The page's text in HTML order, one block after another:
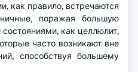
как правило, встречаются
поражая большую
как целлюлит,
часто возникают вне
способствуя большему